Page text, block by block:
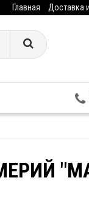
Главная Доставка